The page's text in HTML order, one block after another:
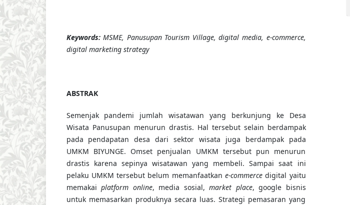
Keywords:MSME, Panusupan Tourism Village, digital media, e-commerce,
digital marketing strategy
ABSTRAK
Semenjak pandemi jumlah wisatawan yang berkunjung ke Desa
Wisata Panusupan menurun drastis. Hal tersebut selain berdampak
pada pendapatan desa dari sektor wisata juga berdampak pada
UMKM BIYUNGE. Omset penjualan UMKM tersebut pun menurun
drastis karena sepinya wisatawan yang membeli. Sampai saat ini
pelaku UMKM tersebut belum memanfaatkan e-commercedigital yaitu
memakai platform online, media sosial, market place, google bisnis
untuk memasarkan produknya secara luas. Strategi pemasaran yang